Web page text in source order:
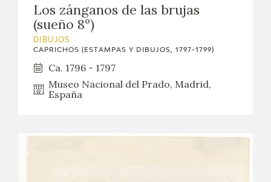
Los zánganos de las brujas
(sueño 8º)
DIBUJOS
CAPRICHOS (ESTAMPAS Y DIBUJOS, 1797-1799)
Ca. 1796 - 1797
Museo Nacional del Prado, Madrid,
España